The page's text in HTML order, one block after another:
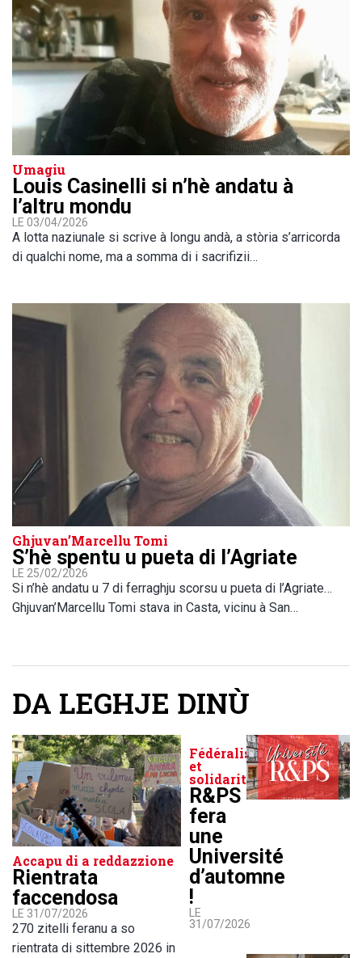
Umagiu
Louis Casinelli si n’hè andatu à
l’altru mondu
LE 03/04/2026
A lotta naziunale si scrive à longu andà, a stòria s’arricorda
di qualchi nome, ma a somma di i sacrifizii…
Ghjuvan’Marcellu Tomi
S’hè spentu u pueta di l’Agriate
LE 25/02/2026
Si n’hè andatu u 7 di ferraghju scorsu u pueta di l’Agriate…
Ghjuvan’Marcellu Tomi stava in Casta, vicinu à San…
DA LEGHJE DINÙ
Accapu di a reddazzione
Rientrata
faccendosa
LE 31/07/2026
270 zitelli feranu a so
rientrata di sittembre 2026 in
Fédéralisme
et
solidarité
R&PS
fera
une
Université
d’automne
!
LE
31/07/2026